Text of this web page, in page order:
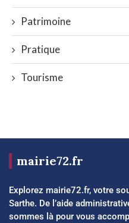
Patrimoine
Pratique
Tourisme
mairie72.fr
Explorez mairie72.fr, votre
Sarthe. De l’aide
sommes là pour vous